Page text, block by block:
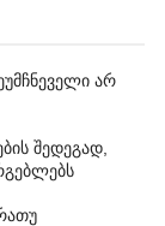
არ
შედეგად,